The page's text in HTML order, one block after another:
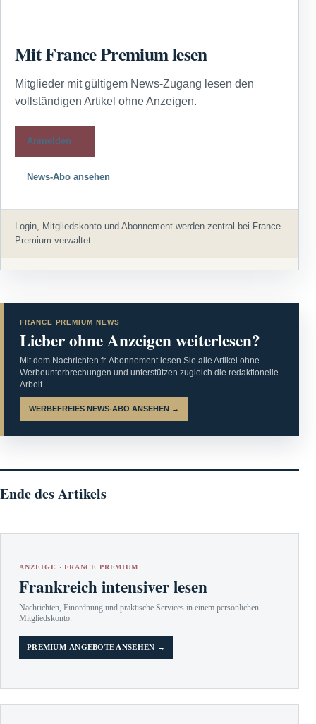
Mit France Premium lesen
Mitglieder mit gültigem News-Zugang lesen den
vollständigen Artikel ohne Anzeigen.
Anmelden →
News-Abo ansehen
Login, Mitgliedskonto und Abonnement werden zentral bei France
Premium verwaltet.
FRANCE PREMIUM NEWS
Lieber ohne Anzeigen weiterlesen?
Mit dem Nachrichten.fr-Abonnement lesen Sie alle Artikel ohne
Werbeunterbrechungen und unterstützen zugleich die redaktionelle
Arbeit.
WERBEFREIES NEWS-ABO ANSEHEN →
Ende des Artikels
ANZEIGE · FRANCE PREMIUM
Frankreich intensiver lesen
Nachrichten, Einordnung und praktische Services in einem persönlichen
Mitgliedskonto.
PREMIUM-ANGEBOTE ANSEHEN →